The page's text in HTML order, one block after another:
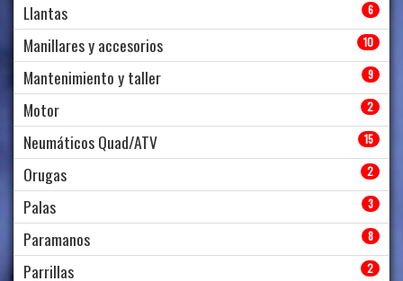
Llantas 6
Manillares y accesorios 10
Mantenimiento y taller 9
Motor 2
Neumáticos Quad/ATV 15
Orugas 2
Palas 3
Paramanos 8
Parrillas 2